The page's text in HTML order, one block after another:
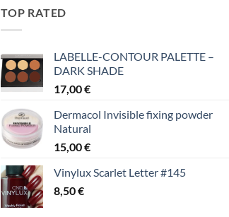
TOP RATED
LABELLE-CONTOUR PALETTE –
DARK SHADE
17,00€
Dermacol Invisible fixing powder
Natural
15,00€
Vinylux Scarlet Letter #145
8,50€